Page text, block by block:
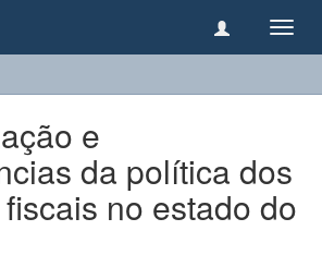
e
da política dos
no estado do